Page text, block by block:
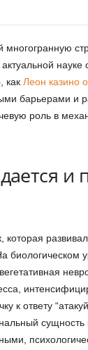
науке
как Леон казино
барьерами и
роль в
и
биологическом
к ответу
сущность